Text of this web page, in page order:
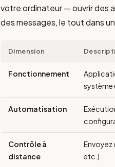
votre ordinateur — ouvrir des
des messages, le tout dans
Dimension
Fonctionnement
système
Automatisation
Contrôle à
distance
Envoyez
etc.)